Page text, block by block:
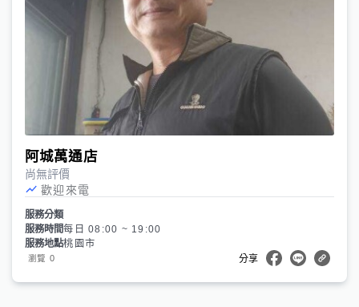
阿城萬通店
尚無評價
歡迎來電
服務分類
服務時間每日 08:00 ~ 19:00
服務地點桃園市
瀏覽 0 分享